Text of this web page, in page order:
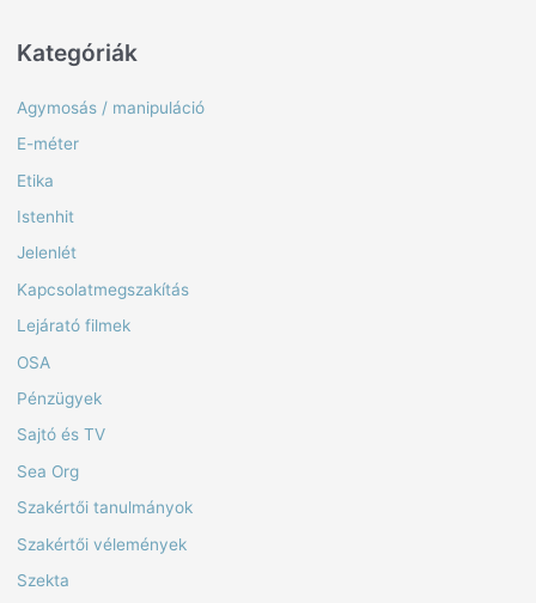
Kategóriák
Agymosás / manipuláció
E-méter
Etika
Istenhit
Jelenlét
Kapcsolatmegszakítás
Lejárató filmek
OSA
Pénzügyek
Sajtó és TV
Sea Org
Szakértői tanulmányok
Szakértői vélemények
Szekta